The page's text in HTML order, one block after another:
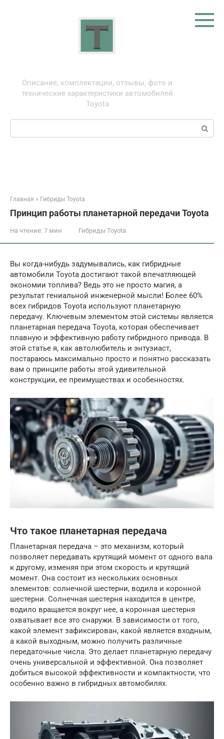
Описание, комплектации, отзывы, фото и
технические характеристики автомобилей
Toyota
Поиск:
Главная » Гибриды Toyota
Принцип работы планетарной передачи Toyota
На чтение: 7 мин Гибриды Toyota
Вы когда-нибудь задумывались, как гибридные
автомобили Toyota достигают такой впечатляющей
экономии топлива? Ведь это не просто магия, а
результат гениальной инженерной мысли! Более 60%
всех гибридов Toyota используют планетарную
передачу. Ключевым элементом этой системы является
планетарная передача Toyota, которая обеспечивает
плавную и эффективную работу гибридного привода. В
этой статье я, как автолюбитель и энтузиаст,
постараюсь максимально просто и понятно рассказать
вам о принципе работы этой удивительной
конструкции, ее преимуществах и особенностях.
Что такое планетарная передача
Планетарная передача – это механизм, который
позволяет передавать крутящий момент от одного вала
к другому, изменяя при этом скорость и крутящий
момент. Она состоит из нескольких основных
элементов: солнечной шестерни, водила и коронной
шестерни. Солнечная шестерня находится в центре,
водило вращается вокруг нее, а коронная шестерня
охватывает все это снаружи. В зависимости от того,
какой элемент зафиксирован, какой является входным,
а какой выходным, можно получить различные
передаточные числа. Это делает планетарную передачу
очень универсальной и эффективной. Она позволяет
добиться высокой эффективности и компактности, что
особенно важно в гибридных автомобилях.